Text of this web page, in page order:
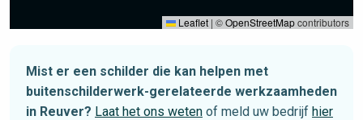
Leaflet | ©OpenStreetMapcontributors
Mist er een schilder die kan helpen met
buitenschilderwerk-gerelateerde werkzaamheden
in Reuver? Laat het ons weten of meld uw bedrijf hier